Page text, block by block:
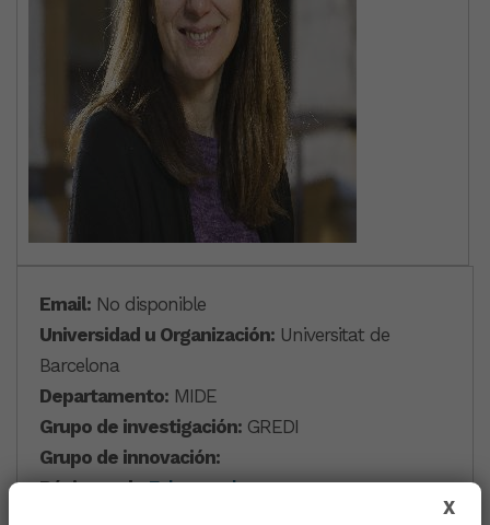
Email: No disponible
Universidad u Organización: Universitat de
Barcelona
Departamento: MIDE
Grupo de investigación: GREDI
Grupo de innovación:
Página web: Enlace web
X